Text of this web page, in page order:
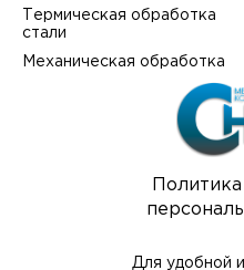
Термическая обработка
стали
Механическая обработка
Для удобной